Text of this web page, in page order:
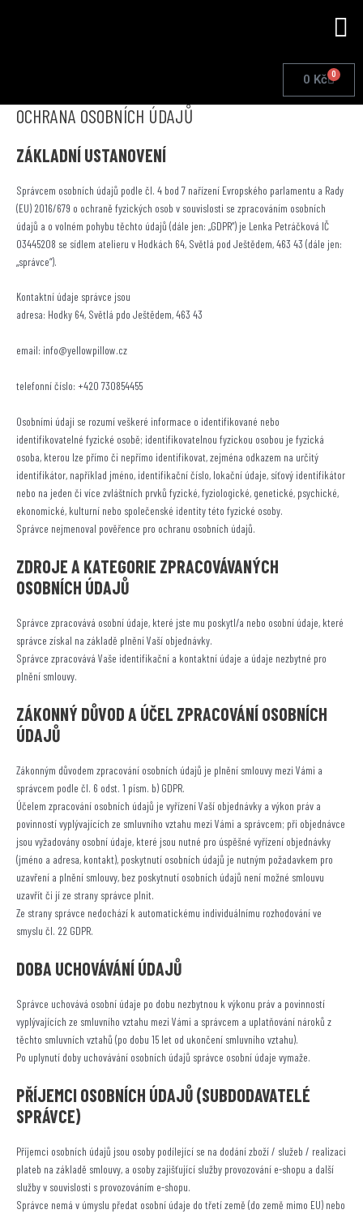
0 Kč 0Cart
OCHRANA OSOBNÍCH ÚDAJŮ
ZÁKLADNÍ USTANOVENÍ
Správcem osobních údajů podle čl. 4 bod 7 nařízení Evropského parlamentu a Rady
(EU) 2016/679 o ochraně fyzických osob v souvislosti se zpracováním osobních
údajů a o volném pohybu těchto údajů (dále jen: „GDPR”) je Lenka Petráčková IČ
03445208 se sídlem atelieru v Hodkách 64, Světlá pod Ještědem, 463 43 (dále jen:
„správce“).
Kontaktní údaje správce jsou
adresa: Hodky 64, Světlá pdo Ještědem, 463 43
email: info@yellowpillow.cz
telefonní číslo: +420 730854455
Osobními údaji se rozumí veškeré informace o identifikované nebo
identifikovatelné fyzické osobě; identifikovatelnou fyzickou osobou je fyzická
osoba, kterou lze přímo či nepřímo identifikovat, zejména odkazem na určitý
identifikátor, například jméno, identifikační číslo, lokační údaje, síťový identifikátor
nebo na jeden či více zvláštních prvků fyzické, fyziologické, genetické, psychické,
ekonomické, kulturní nebo společenské identity této fyzické osoby.
Správce nejmenoval pověřence pro ochranu osobních údajů.
ZDROJE A KATEGORIE ZPRACOVÁVANÝCH
OSOBNÍCH ÚDAJŮ
Správce zpracovává osobní údaje, které jste mu poskytl/a nebo osobní údaje, které
správce získal na základě plnění Vaší objednávky.
Správce zpracovává Vaše identifikační a kontaktní údaje a údaje nezbytné pro
plnění smlouvy.
ZÁKONNÝ DŮVOD A ÚČEL ZPRACOVÁNÍ OSOBNÍCH
ÚDAJŮ
Zákonným důvodem zpracování osobních údajů je plnění smlouvy mezi Vámi a
správcem podle čl. 6 odst. 1 písm. b) GDPR.
Účelem zpracování osobních údajů je vyřízení Vaší objednávky a výkon práv a
povinností vyplývajících ze smluvního vztahu mezi Vámi a správcem; při objednávce
jsou vyžadovány osobní údaje, které jsou nutné pro úspěšné vyřízení objednávky
(jméno a adresa, kontakt), poskytnutí osobních údajů je nutným požadavkem pro
uzavření a plnění smlouvy, bez poskytnutí osobních údajů není možné smlouvu
uzavřít či jí ze strany správce plnit.
Ze strany správce nedochází k automatickému individuálnímu rozhodování ve
smyslu čl. 22 GDPR.
DOBA UCHOVÁVÁNÍ ÚDAJŮ
Správce uchovává osobní údaje po dobu nezbytnou k výkonu práv a povinností
vyplývajících ze smluvního vztahu mezi Vámi a správcem a uplatňování nároků z
těchto smluvních vztahů (po dobu 15 let od ukončení smluvního vztahu).
Po uplynutí doby uchovávání osobních údajů správce osobní údaje vymaže.
PŘÍJEMCI OSOBNÍCH ÚDAJŮ (SUBDODAVATELÉ
SPRÁVCE)
Příjemci osobních údajů jsou osoby podílející se na dodání zboží / služeb / realizaci
plateb na základě smlouvy, a osoby zajišťující služby provozování e-shopu a další
služby v souvislosti s provozováním e-shopu.
Správce nemá v úmyslu předat osobní údaje do třetí země (do země mimo EU) nebo